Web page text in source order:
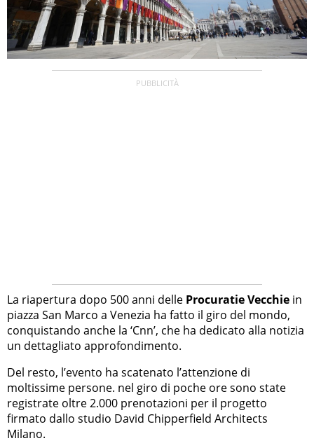
La riapertura dopo 500 anni delle Procuratie Vecchie in
piazza San Marco a Venezia ha fatto il giro del mondo,
conquistando anche la ‘Cnn’, che ha dedicato alla notizia
un dettagliato approfondimento.
Del resto, l’evento ha scatenato l’attenzione di
moltissime persone. nel giro di poche ore sono state
registrate oltre 2.000 prenotazioni per il progetto
firmato dallo studio David Chipperfield Architects
Milano.